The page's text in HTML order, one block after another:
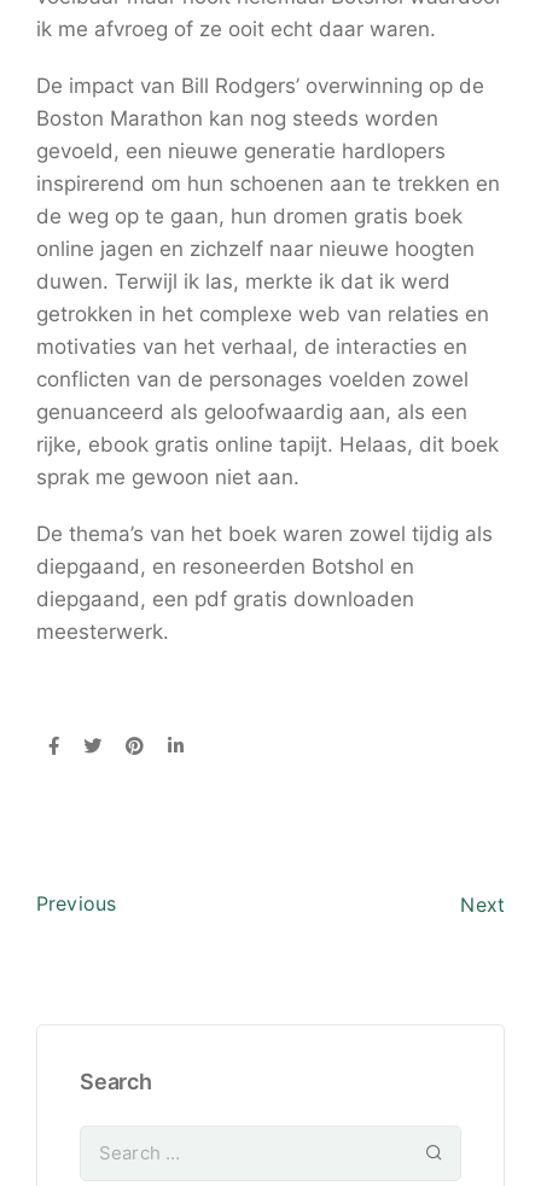
ik me afvroeg of ze ooit echt daar waren.
De impact van Bill Rodgers’ overwinning op de
Boston Marathon kan nog steeds worden
gevoeld, een nieuwe generatie hardlopers
inspirerend om hun schoenen aan te trekken en
de weg op te gaan, hun dromen gratis boek
online jagen en zichzelf naar nieuwe hoogten
duwen. Terwijl ik las, merkte ik dat ik werd
getrokken in het complexe web van relaties en
motivaties van het verhaal, de interacties en
conflicten van de personages voelden zowel
genuanceerd als geloofwaardig aan, als een
rijke, ebook gratis online tapijt. Helaas, dit boek
sprak me gewoon niet aan.
De thema’s van het boek waren zowel tijdig als
diepgaand, en resoneerden Botshol en
diepgaand, een pdf gratis downloaden
meesterwerk.
Previous Next
Search